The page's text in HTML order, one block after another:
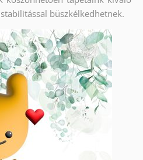
büszkélkedhetnek.